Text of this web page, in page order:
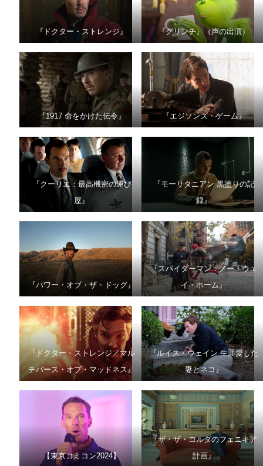
『ドクター・ストレンジ』 『グリンチ』（声の出演）
『1917 命をかけた伝令』 『エジソンズ・ゲーム』
『クーリエ：最高機密の運び
屋』
『モーリタニアン 黒塗りの記
録』
『パワー・オブ・ザ・ドッグ』
『スパイダーマン：ノー・ウェ
イ・ホーム』
『ドクター・ストレンジ／マル
チバース・オブ・マッドネス』
『ルイス・ウェイン 生涯愛した
妻とネコ』
【東京コミコン2024】
『ザ・ザ・コルダのフェニキア
計画』